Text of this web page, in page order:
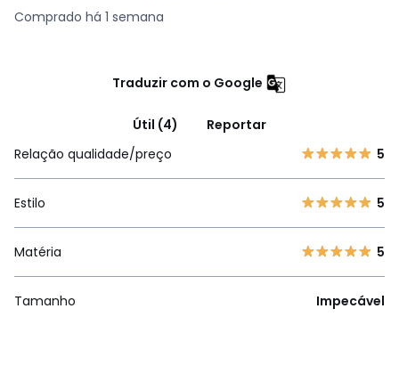
Comprado há 1 semana
Traduzir com o Google
Útil (4)
Reportar
Relação qualidade/preço
5
Estilo 5
Matéria 5
Tamanho Impecável